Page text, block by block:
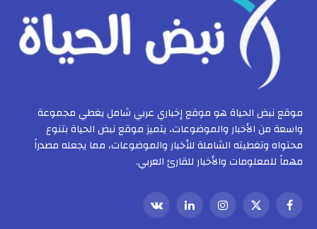
موقع نبض الحياة هو موقع إخباري عربي شامل يغطي مجموعة
واسعة من الأخبار والموضوعات، يتميز موقع نبض الحياة بتنوع
محتواه وتغطيته الشاملة للأخبار والموضوعات، مما يجعله مصدراً
مهماً للمعلومات والأخبار للقارئ العربي.
فيسبوك
X
الانستغراملينكدإنVKontakte